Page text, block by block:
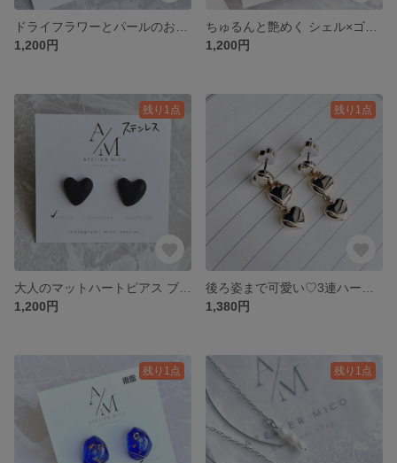
1,200円
1,200円
残り1点
1,200円
残り1点
1,380円
残り1点 残り1点